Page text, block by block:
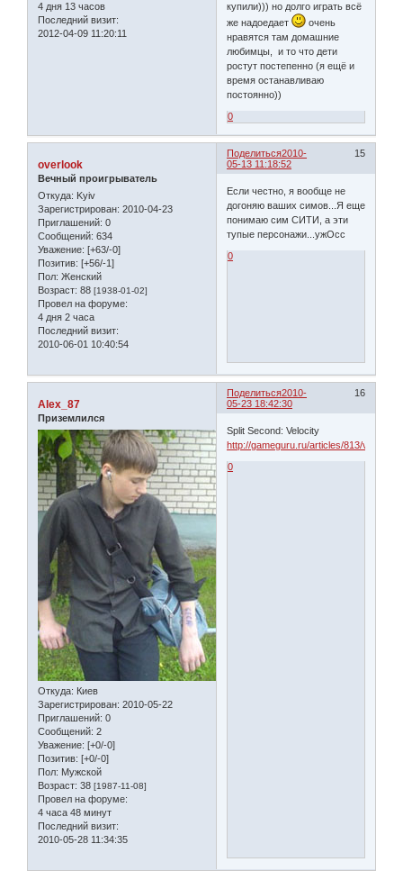
4 дня 13 часов
Последний визит:
2012-04-09 11:20:11
купили))) но долго играть всё
же надоедает
очень
нравятся там домашние
любимцы, и то что дети
ростут постепенно (я ещё и
время останавливаю
постоянно))
0
Поделиться 15
2010-
05-13 11:18:52
overlook
Вечный проигрыватель
Откуда: Kyiv
Зарегистрирован: 2010-04-23
Приглашений: 0
Сообщений: 634
Уважение: [+63/-0]
Позитив: [+56/-1]
Пол: Женский
Возраст: 88 [1938-01-02]
Провел на форуме:
4 дня 2 часа
Последний визит:
2010-06-01 10:40:54
Если честно, я вообще не
догоняю ваших симов...Я еще
понимаю сим СИТИ, а эти
тупые персонажи...ужОсс
0
Поделиться 16
2010-
05-23 18:42:30
Alex_87
Приземлился
Откуда: Киев
Зарегистрирован: 2010-05-22
Приглашений: 0
Сообщений: 2
Уважение: [+0/-0]
Позитив: [+0/-0]
Пол: Мужской
Возраст: 38 [1987-11-08]
Провел на форуме:
4 часа 48 минут
Последний визит:
2010-05-28 11:34:35
Split Second: Velocity
http://gameguru.ru/articles/813/view.html
0